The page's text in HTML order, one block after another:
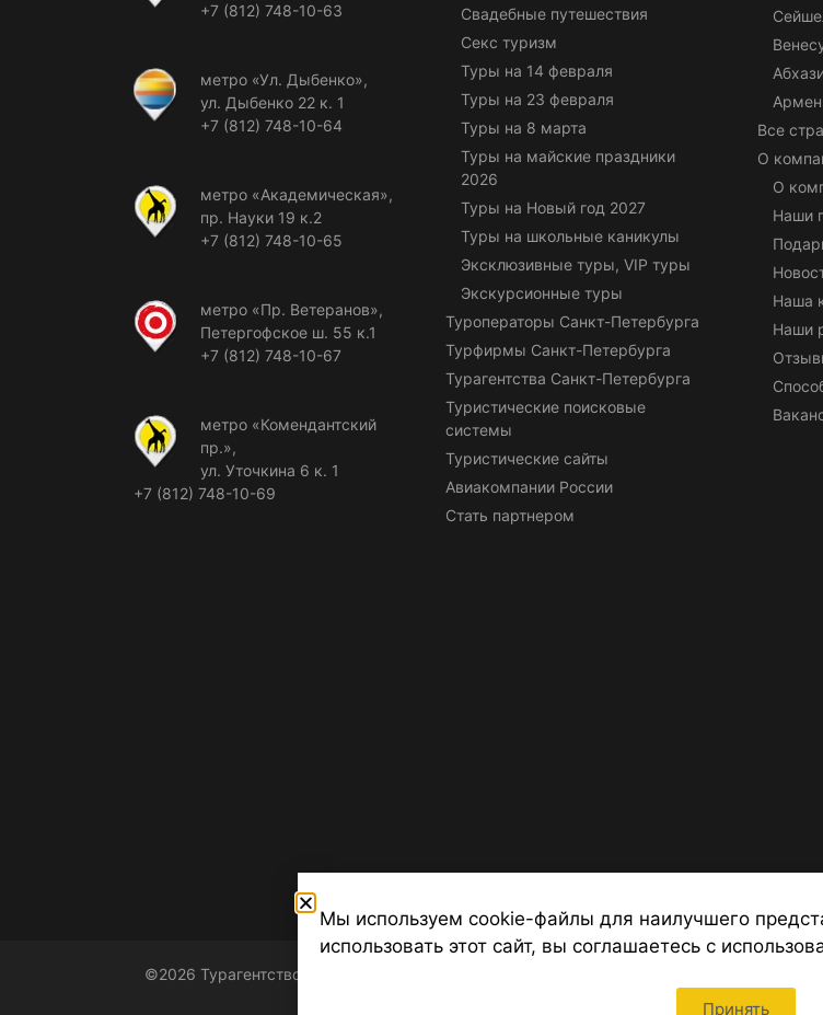
+7 (812) 748-10-63
метро «Ул. Дыбенко»,
ул. Дыбенко 22 к. 1
+7 (812) 748-10-64
метро «Академическая»,
пр. Науки 19 к.2
+7 (812) 748-10-65
метро «Пр. Ветеранов»,
Петергофское ш. 55 к.1
+7 (812) 748-10-67
метро «Комендантский
пр.»,
ул. Уточкина 6 к. 1
+7 (812) 748-10-69
Свадебные путешествия
Секс туризм
Туры на 14 февраля
Туры на 23 февраля
Туры на 8 марта
Туры на майские праздники
2026
Туры на Новый год 2027
Туры на школьные каникулы
Эксклюзивные туры, VIP туры
Экскурсионные туры
Туроператоры Санкт-Петербурга
Турфирмы Санкт-Петербурга
Турагентства Санкт-Петербурга
Туристические поисковые
системы
Туристические сайты
Авиакомпании России
Стать партнером
Все
О
О
Наши
Наша
Наши
©2026 Турагентство Турсфера - Поиск туров от надежных туроператоров,
Мы используем cookie-файлы для наилучшего
использовать этот сайт, вы соглашаетесь с
Принять